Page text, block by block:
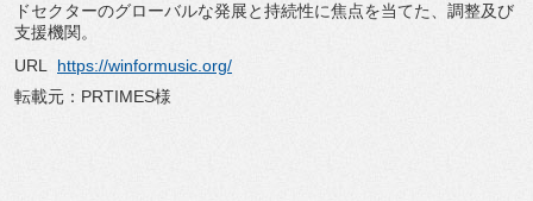
ドセクターのグローバルな発展と持続性に焦点を当てた、調整及び
支援機関。
URL https://winformusic.org/
転載元：PRTIMES様